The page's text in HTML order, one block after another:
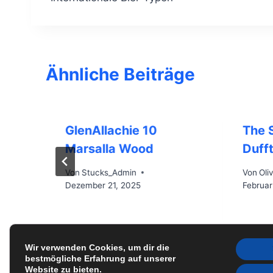
Ähnliche Beiträge
GlenAllachie 10
Marsalla Wood
Von Stucks_Admin
Dezember 21, 2025
The
Von
Wir verwenden Cookies, um dir die
bestmögliche Erfahrung auf unserer
Website zu bieten.